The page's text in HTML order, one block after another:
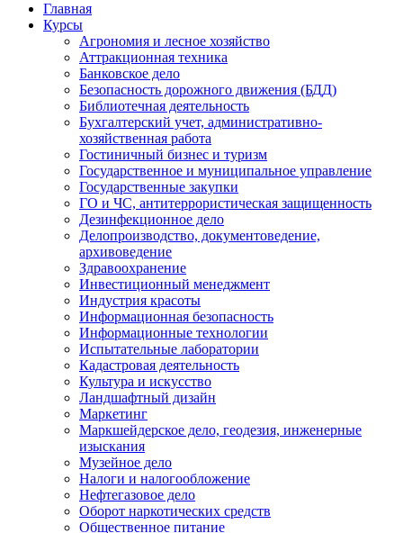
Главная
Курсы
Агрономия и лесное хозяйство
Аттракционная техника
Банковское дело
Безопасность дорожного движения (БДД)
Библиотечная деятельность
Бухгалтерский учет, административно-
хозяйственная работа
Гостиничный бизнес и туризм
Государственное и муниципальное управление
Государственные закупки
ГО и ЧС, антитеррористическая защищенность
Дезинфекционное дело
Делопроизводство, документоведение,
архивоведение
Здравоохранение
Инвестиционный менеджмент
Индустрия красоты
Информационная безопасность
Информационные технологии
Испытательные лаборатории
Кадастровая деятельность
Культура и искусство
Ландшафтный дизайн
Маркетинг
Маркшейдерское дело, геодезия, инженерные
изыскания
Музейное дело
Налоги и налогообложение
Нефтегазовое дело
Оборот наркотических средств
Общественное питание